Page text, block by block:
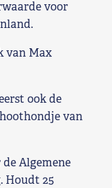
voor
van Max
ook de
van
Algemene
Houdt 25